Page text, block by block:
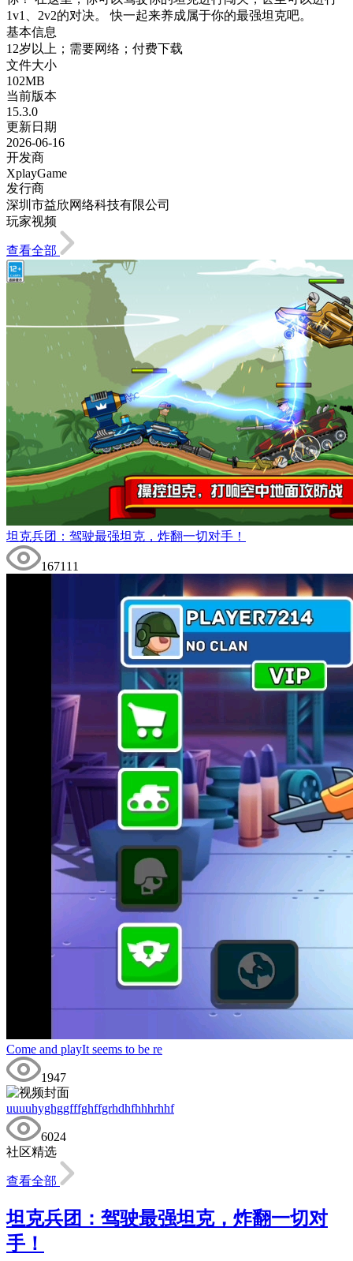
1v1、2v2的对决。 快一起来养成属于你的最强坦克吧。
基本信息
12岁以上；需要网络；付费下载
文件大小
102MB
当前版本
15.3.0
更新日期
2026-06-16
开发商
XplayGame
发行商
深圳市益欣网络科技有限公司
玩家视频
查看全部
坦克兵团：驾驶最强坦克，炸翻一切对手！
167111
Come and playIt seems to be re
1947
uuuuhyghggfffghffgrhdhfhhhrhhf
6024
社区精选
查看全部
坦克兵团：驾驶最强坦克，炸翻一切对
手！